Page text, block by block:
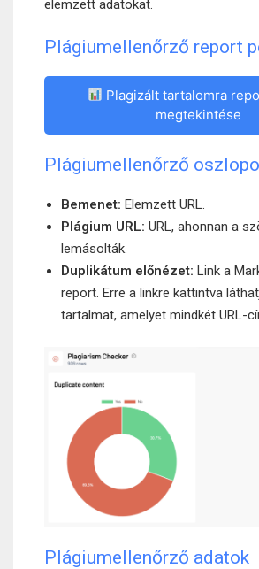
elemzett adatokat.
Plágiumellenőrző report
Plagizált tartalomra
megtekintése
Plágiumellenőrző
Bemenet: Elemzett URL.
Plágium URL: URL, ahonnan a
lemásolták.
Duplikátum előnézet: Link a
report. Erre a linkre kattintva
tartalmat, amelyet mindkét URL-
Plágiumellenőrző adatok